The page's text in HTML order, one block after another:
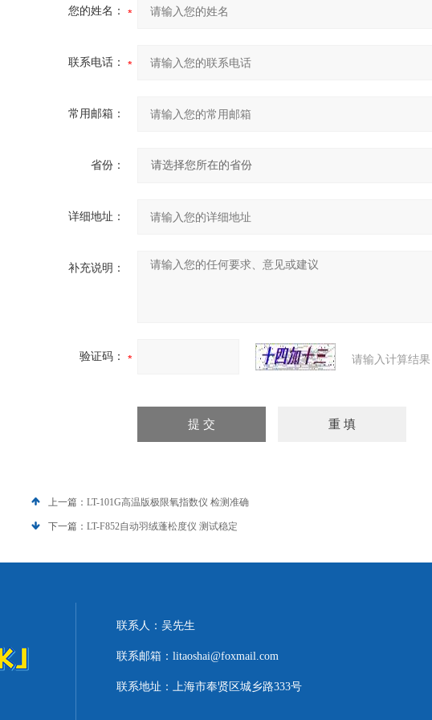
您的姓名：
联系电话：
常用邮箱：
省份：
详细地址：
补充说明：
验证码： 请输入计算结
上一篇： LT-101G高温版极限氧指数仪 检测准确
下一篇： LT-F852自动羽绒蓬松度仪 测试稳定
联系人：吴先生
联系邮箱：litaoshai@foxmail.com
联系地址：上海市奉贤区城乡路333号